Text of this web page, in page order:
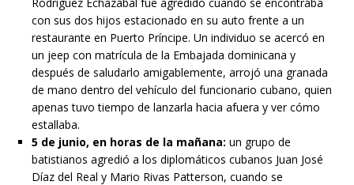
con sus dos hijos estacionado en su auto frente a un
restaurante en Puerto Príncipe. Un individuo se acercó en
un jeep con matrícula de la Embajada dominicana y
después de saludarlo amigablemente, arrojó una granada
de mano dentro del vehículo del funcionario cubano, quien
apenas tuvo tiempo de lanzarla hacia afuera y ver cómo
estallaba.
5 de junio, en horas de la mañana: un grupo de
batistianos agredió a los diplomáticos cubanos Juan José
Díaz del Real y Mario Rivas Patterson, cuando se